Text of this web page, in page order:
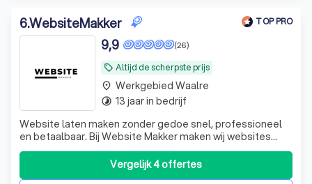
6.WebsiteMakker TOP PRO
local_offer Altijd de scherpste prijs
(26)
9,9
Website laten maken zonder gedoe snel, professioneel
en betaalbaar. Bij Website Makker maken wij websites
voor ondernemers, vakmensen en zzp’ers die gewoon een
goede website willen zonder gedoe of vage beloftes. ✅
Binnen 5 tot 7 werkdagen online ✅ Volledig
Vergelijk 4 offertes
place Werkgebied Waalre
timelapse 13 jaar in bedrijf